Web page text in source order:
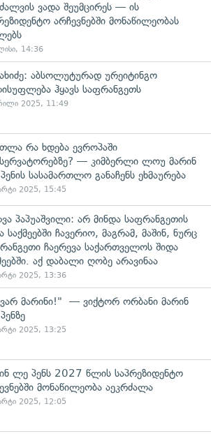
ვადა შეუმცირეს — ის
არჩევნებში მონაწილეობას
14:36
აბსოლუტურად ურეიტინგო
ჰყავს საფრანგეთს
2025, 11:49
რა ხდება ევროპაში
— კიმბერლი ლოუ მარინ
სასამართლო განაჩენს ეხმაურება
2025, 15:45
პაპუაშვილი: არ მინდა საფრანგეთის
საქმეებში ჩავერიო, მაგრამ, მაშინ, ნურც
ჩაერევა საქართველოს შიდა
აქ დაბალი ღობე არავინაა
2025, 13:36
მარინი!" — ვიქტორ ორბანი მარინ
2025, 13:25
ლე პენს 2027 წლის საპრეზიდენტო
მონაწილეობა აეკრძალა
2025, 12:05